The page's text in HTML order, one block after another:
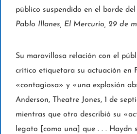
público suspendido en el borde del
Pablo Illanes, El Mercurio, 29 de
Su maravillosa relación con el
crítico etiquetara su actuación en
«contagiosa» y «una explosión
Anderson, Theatre Jones, 1 de
mientras que otro describió su
legato [como una] que . . . Haydn